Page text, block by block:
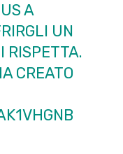
A
UN
RISPETTA.
CREATO